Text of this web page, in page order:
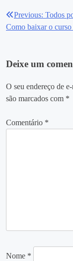
Navegação
Previous: Todos
Como baixar o
Deixe um
O seu endereço de
são marcados com *
Comentário *
Nome *